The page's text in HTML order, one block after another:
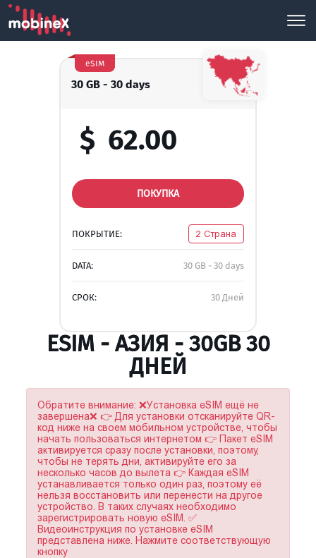
30 GB - 30 days
eSIM
$ 62.00
ПОКУПКА
ПОКРЫТИЕ: 2 Страна
DATA: 30 GB - 30 days
СРОК: 30 Дней
ESIM - АЗИЯ - 30GB 30
ДНЕЙ
Обратите внимание: ❌Установка eSIM ещё не
завершена❌ 👉 Для установки отсканируйте QR-
код ниже на своем мобильном устройстве, чтобы
начать пользоваться интернетом 👉 Пакет eSIM
активируется сразу после установки, поэтому,
чтобы не терять дни, активируйте его за
несколько часов до вылета 👉 Каждая eSIM
устанавливается только один раз, поэтому её
нельзя восстановить или перенести на другое
устройство. В таких случаях необходимо
зарегистрировать новую eSIM. ✅
Видеоинструкция по установке eSIM
представлена ниже. Нажмите соответствующую
кнопку